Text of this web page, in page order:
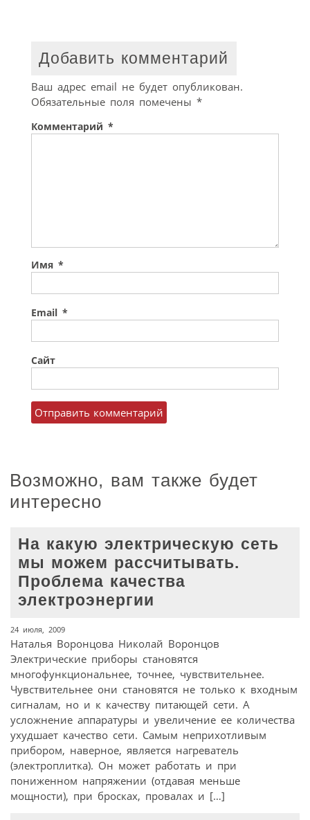
Добавить комментарий
Ваш адрес email не будет опубликован.
Обязательные поля помечены *
Комментарий *
Имя *
Email *
Сайт
Возможно, вам также будет
интересно
На какую электрическую сеть
мы можем рассчитывать.
Проблема качества
электроэнергии
24 июля, 2009
Наталья Воронцова Николай Воронцов
Электрические приборы становятся
многофункциональнее, точнее, чувствительнее.
Чувствительнее они становятся не только к входным
сигналам, но и к качеству питающей сети. А
усложнение аппаратуры и увеличение ее количества
ухудшает качество сети. Самым неприхотливым
прибором, наверное, является нагреватель
(электроплитка). Он может работать и при
пониженном напряжении (отдавая меньше
мощности), при бросках, провалах и […]